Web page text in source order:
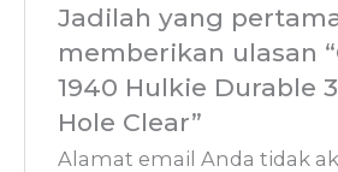
Jadilah yang
memberikan ulasan
1940 Hulkie Durable
Hole Clear”
Alamat email Anda tidak